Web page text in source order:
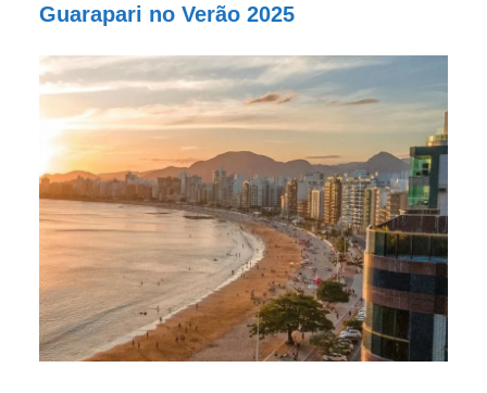
Guarapari no Verão 2025